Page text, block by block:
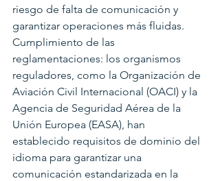
riesgo de falta de comunicación y
garantizar operaciones más fluidas.
Cumplimiento de las
reglamentaciones: los organismos
reguladores, como la Organización de
Aviación Civil Internacional (OACI) y la
Agencia de Seguridad Aérea de la
Unión Europea (EASA), han
establecido requisitos de dominio del
idioma para garantizar una
comunicación estandarizada en la